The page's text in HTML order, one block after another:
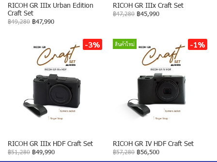
RICOH GR IIIx Urban Edition
Craft Set
฿49,280 ฿47,990
RICOH GR IIIx Craft Set
฿47,280 ฿45,990
-3%
RICOH GR IIIx HDF Craft Set
฿51,280 ฿49,990
สินค้าใหม่ -1%
RICOH GR IV HDF Craft Set
฿57,280 ฿56,500